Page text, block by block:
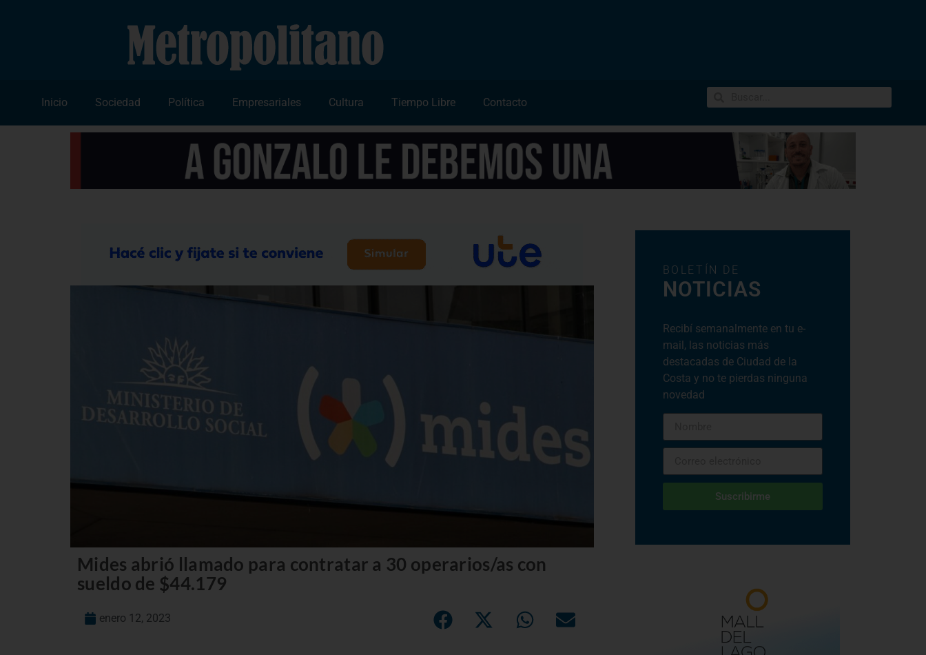
Inicio Sociedad Política Empresariales Cultura Tiempo Libre Contacto
Mides abrió llamado para contratar a 30 operarios/as con
sueldo de $44.179
enero 12, 2023
BOLETÍN DE
NOTICIAS
Recibí semanalmente en tu e-
mail, las noticias más
destacadas de Ciudad de la
Costa y no te pierdas ninguna
novedad
Suscribirme